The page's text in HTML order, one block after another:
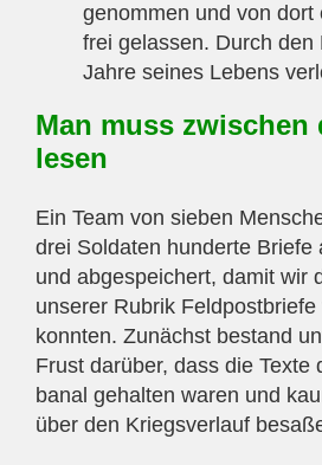
genommen und von dort
frei gelassen. Durch den
Jahre seines Lebens
Man muss zwischen
lesen
Ein Team von sieben
drei Soldaten hunderte Briefe
und abgespeichert, damit wir
unserer Rubrik
konnten. Zunächst bestand
Frust darüber, dass die Texte
banal gehalten waren und
über den Kriegsverlauf